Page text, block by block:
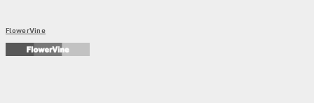
FlowerVine